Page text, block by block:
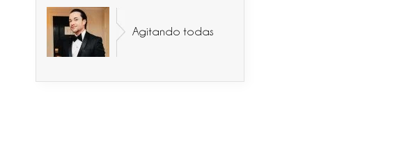
Agitando todas